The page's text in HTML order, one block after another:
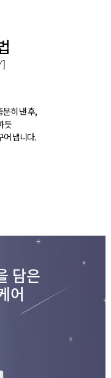
]
히 낸 후,
듯
어 냅니다.
담은
어